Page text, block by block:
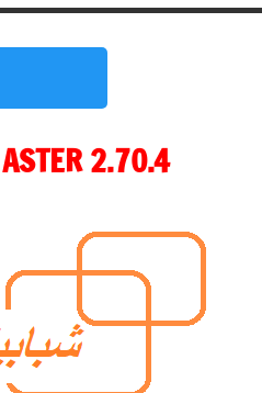
ASTER 2.70.4 زائد الكراك Latest Version